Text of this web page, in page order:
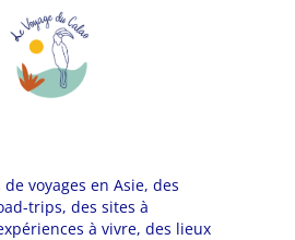
voyages en Asie, des
trips, des sites à
à vivre, des lieux